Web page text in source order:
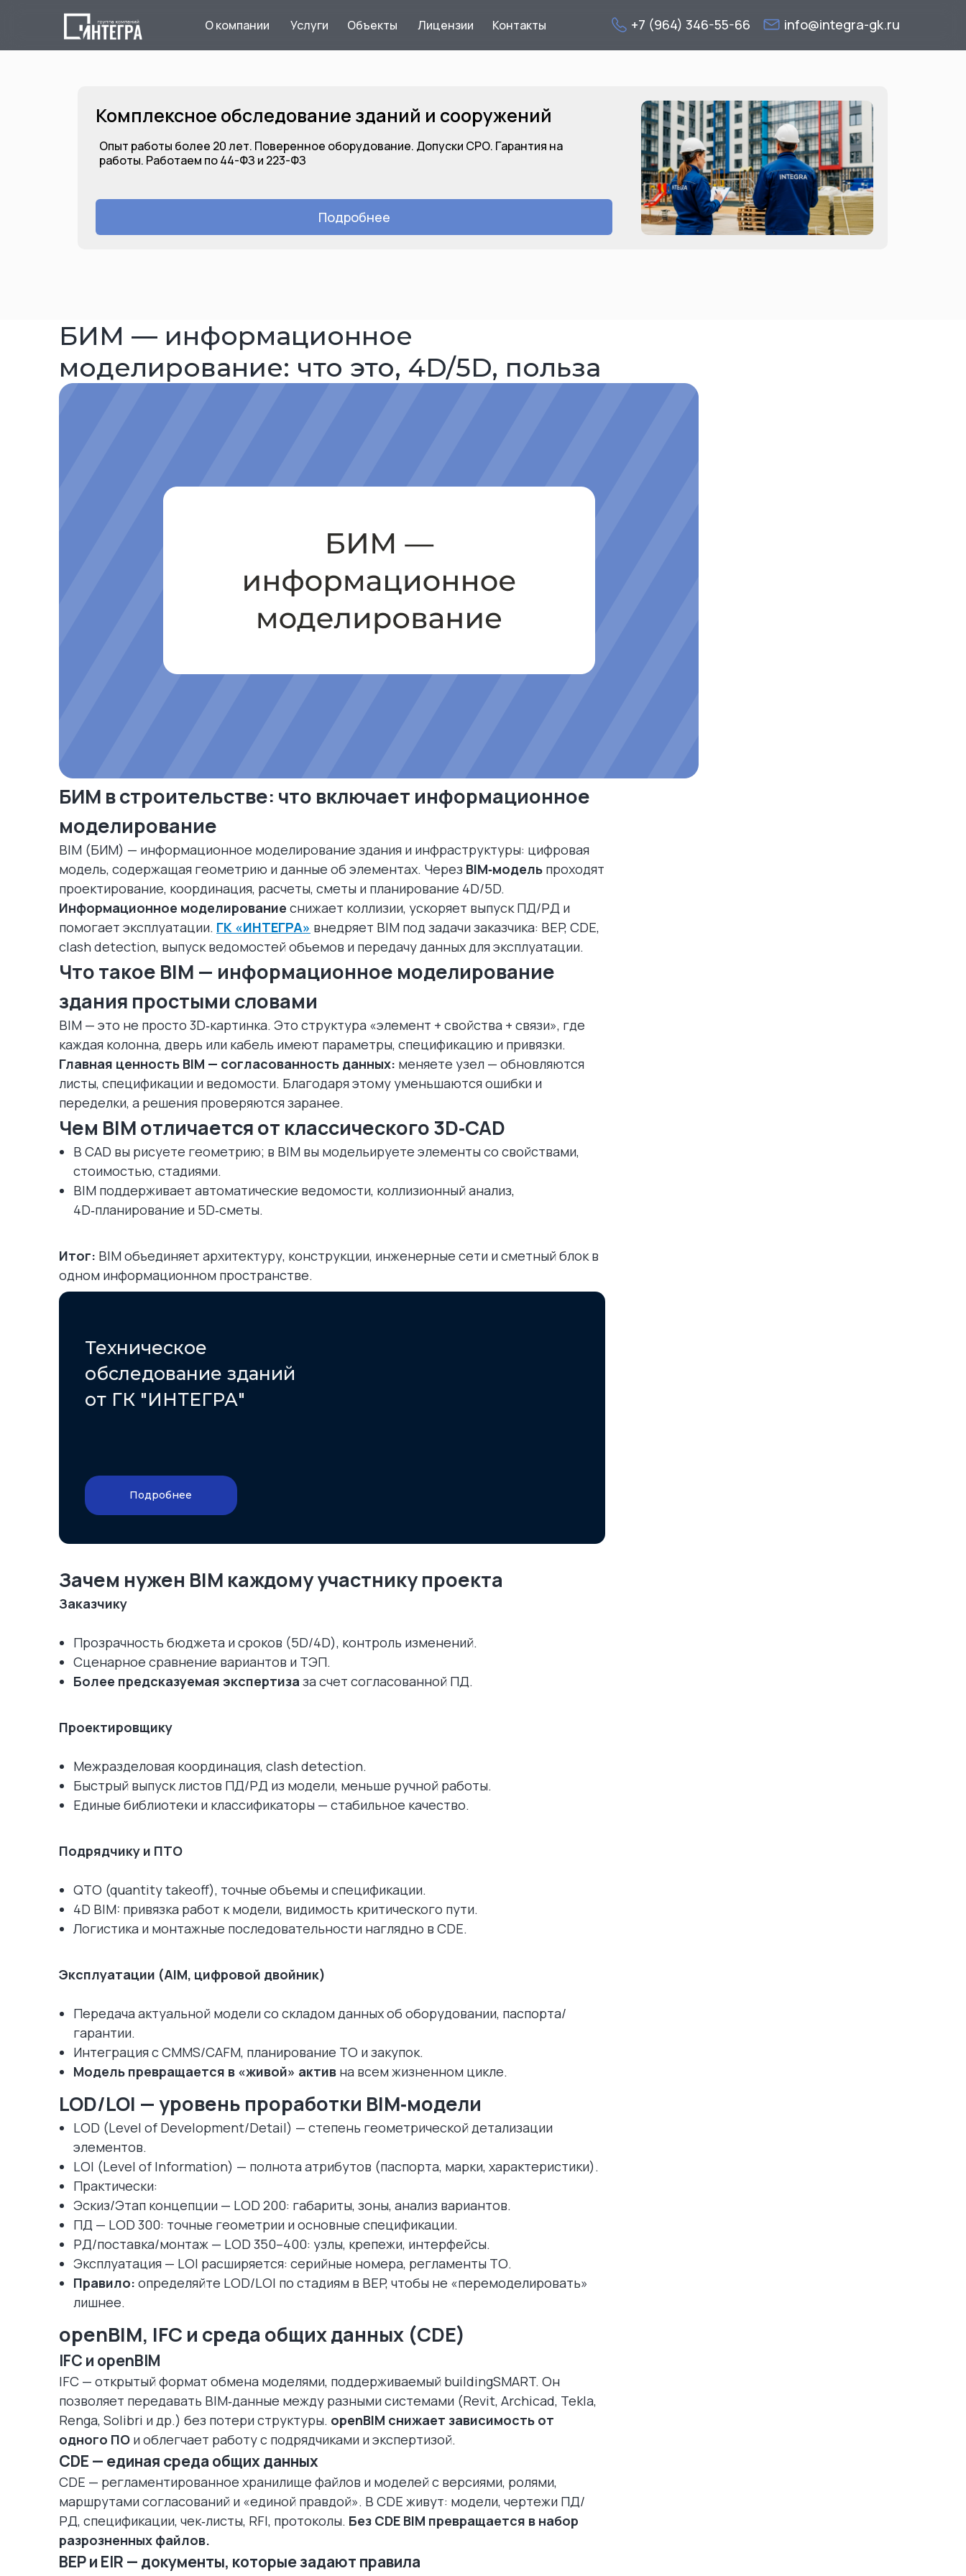
+7 (964) 346-55-66 info@integra-gk.ru
О компании Услуги Объекты Лицензии Контакты
Комплексное обследование зданий и сооружений
Подробнее
Опыт работы более 20 лет. Поверенное оборудование. Допуски СРО. Гарантия на
работы. Работаем по 44-ФЗ и 223-ФЗ
БИМ — информационное
моделирование: что это, 4D/5D, польза
БИМ в строительстве: что включает информационное
моделирование
BIM (БИМ) — информационное моделирование здания и инфраструктуры: цифровая
модель, содержащая геометрию и данные об элементах. Через BIM‑модель проходят
проектирование, координация, расчеты, сметы и планирование 4D/5D.
Информационное моделирование снижает коллизии, ускоряет выпуск ПД/РД и
помогает эксплуатации. ГК «ИНТЕГРА» внедряет BIM под задачи заказчика: BEP, CDE,
clash detection, выпуск ведомостей объемов и передачу данных для эксплуатации.
Что такое BIM — информационное моделирование
здания простыми словами
BIM — это не просто 3D‑картинка. Это структура «элемент + свойства + связи», где
каждая колонна, дверь или кабель имеют параметры, спецификацию и привязки.
Главная ценность BIM — согласованность данных: меняете узел — обновляются
листы, спецификации и ведомости. Благодаря этому уменьшаются ошибки и
переделки, а решения проверяются заранее.
Чем BIM отличается от классического 3D‑CAD
В CAD вы рисуете геометрию; в BIM вы модельируете элементы со свойствами,
стоимостью, стадиями.
BIM поддерживает автоматические ведомости, коллизионный анализ,
4D‑планирование и 5D‑сметы.
Итог: BIM объединяет архитектуру, конструкции, инженерные сети и сметный блок в
одном информационном пространстве.
Техническое
обследование зданий
от ГК "ИНТЕГРА"
Подробнее
Зачем нужен BIM каждому участнику проекта
Заказчику
Прозрачность бюджета и сроков (5D/4D), контроль изменений.
Сценарное сравнение вариантов и ТЭП.
Более предсказуемая экспертиза за счет согласованной ПД.
Проектировщику
Межразделовая координация, clash detection.
Быстрый выпуск листов ПД/РД из модели, меньше ручной работы.
Единые библиотеки и классификаторы — стабильное качество.
Подрядчику и ПТО
QTO (quantity takeoff), точные объемы и спецификации.
4D BIM: привязка работ к модели, видимость критического пути.
Логистика и монтажные последовательности наглядно в CDE.
Эксплуатации (AIM, цифровой двойник)
Передача актуальной модели со складом данных об оборудовании, паспорта/
гарантии.
Интеграция с CMMS/CAFM, планирование ТО и закупок.
Модель превращается в «живой» актив на всем жизненном цикле.
LOD/LOI — уровень проработки BIM‑модели
LOD (Level of Development/Detail) — степень геометрической детализации
элементов.
LOI (Level of Information) — полнота атрибутов (паспорта, марки, характеристики).
Практически:
Эскиз/Этап концепции — LOD 200: габариты, зоны, анализ вариантов.
ПД — LOD 300: точные геометрии и основные спецификации.
РД/поставка/монтаж — LOD 350–400: узлы, крепежи, интерфейсы.
Эксплуатация — LOI расширяется: серийные номера, регламенты ТО.
Правило: определяйте LOD/LOI по стадиям в BEP, чтобы не «перемоделировать»
лишнее.
openBIM, IFC и среда общих данных (CDE)
IFC и openBIM
IFC — открытый формат обмена моделями, поддерживаемый buildingSMART. Он
позволяет передавать BIM‑данные между разными системами (Revit, Archicad, Tekla,
Renga, Solibri и др.) без потери структуры. openBIM снижает зависимость от
одного ПО и облегчает работу с подрядчиками и экспертизой.
CDE — единая среда общих данных
CDE — регламентированное хранилище файлов и моделей с версиями, ролями,
маршрутами согласований и «единой правдой». В CDE живут: модели, чертежи ПД/
РД, спецификации, чек‑листы, RFI, протоколы. Без CDE BIM превращается в набор
разрозненных файлов.
BEP и EIR — документы, которые задают правила
обследование зданий